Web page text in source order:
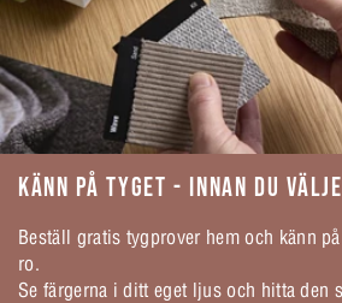
KÄNN PÅ TYGET - INNAN DU
Beställ gratis tygprover hem och känn
ro.
Se färgerna i ditt eget ljus och hitta den